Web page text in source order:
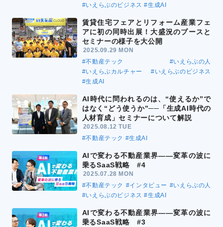
#いえらぶのビジネス #生成AI
賃貸住宅フェアとリフォーム産業フェ
アに初の同時出展！大盛況のブースと
セミナーの様子を大公開
2025.09.29 MON
#不動産テック
#いえらぶの人
#いえらぶカルチャー
#いえらぶのビジネス
#生成AI
AI時代に問われるのは、“使えるか”で
はなく“どう使うか”──「生成AI時代の
人材育成」セミナーについて解説
2025.08.12 TUE
#不動産テック #生成AI
AIで変わる不動産業界――変革の波に
乗るSaaS戦略 #4
2025.07.28 MON
#不動産テック #インタビュー #いえらぶの人
#いえらぶのビジネス #生成AI
AIで変わる不動産業界――変革の波に
乗るSaaS戦略 #3